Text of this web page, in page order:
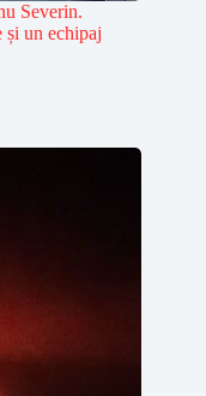
Severin.
și un echipaj